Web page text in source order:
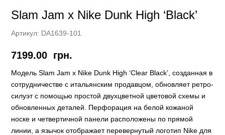
Slam Jam x Nike Dunk High ‘Black’
Артикул: DA1639-101
7199.00 грн.
Модель Slam Jam x Nike Dunk High ‘Clear Black’, созданная в
сотрудничестве с итальянским продавцом, обновляет ретро-
силуэт с помощью простой двухцветной цветовой схемы и
обновленных деталей. Перфорация на белой кожаной
носке и четвертичной панели расположены по прямой
линии, а язычок отображает перевернутый логотип Nike для